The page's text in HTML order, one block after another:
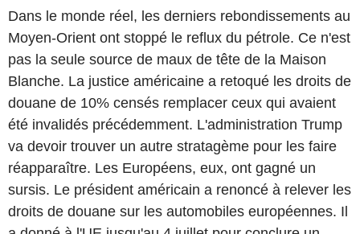
Dans le monde réel, les derniers rebondissements au
Moyen-Orient ont stoppé le reflux du pétrole. Ce n'est
pas la seule source de maux de tête de la Maison
Blanche. La justice américaine a retoqué les droits de
douane de 10% censés remplacer ceux qui avaient
été invalidés précédemment. L'administration Trump
va devoir trouver un autre stratagème pour les faire
réapparaître. Les Européens, eux, ont gagné un
sursis. Le président américain a renoncé à relever les
droits de douane sur les automobiles européennes. Il